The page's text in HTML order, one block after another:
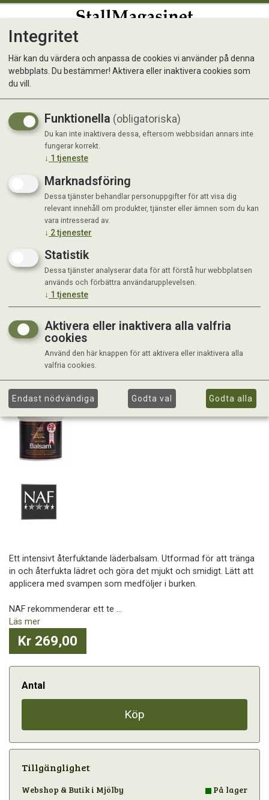
NAF Luxe Leather Balsam
400 g
Ett intensivt återfuktande läderbalsam. Utformad för att tränga
in och återfukta lädret och göra det mjukt och smidigt. Lätt att
applicera med svampen som medföljer i burken.
NAF rekommenderar ett te ...
Läs mer
Kr 269,00
Antal
Köp
Tillgänglighet
Webshop & Butik i Mjölby På lager
Integritet
Här kan du värdera och anpassa de cookies vi använder på denna
webbplats. Du bestämmer! Aktivera eller inaktivera cookies som
du vill.
Funktionella (obligatoriska)
Du kan inte inaktivera dessa, eftersom webbsidan annars inte
fungerar korrekt.
↓ 1 tjeneste
Marknadsföring
Dessa tjänster behandlar personuppgifter för att visa dig
relevant innehåll om produkter, tjänster eller ämnen som du kan
vara intresserad av.
↓ 2tjenester
Statistik
Dessa tjänster analyserar data för att förstå hur webbplatsen
används och förbättra användarupplevelsen.
↓ 1 tjeneste
Aktivera eller inaktivera alla valfria
cookies
Använd den här knappen för att aktivera eller inaktivera alla
valfria cookies.
Endast nödvändiga Godta val Godta alla